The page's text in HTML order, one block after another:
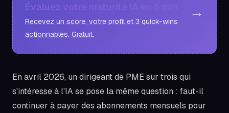
Évaluez votre maturité IA en 5 min
Recevez un score, votre profil et 3 quick-wins
actionnables. Gratuit.
→
En avril 2026, un dirigeant de PME sur trois qui
s'intéresse à l'IA se pose la même question : faut-il
continuer à payer des abonnements mensuels pour